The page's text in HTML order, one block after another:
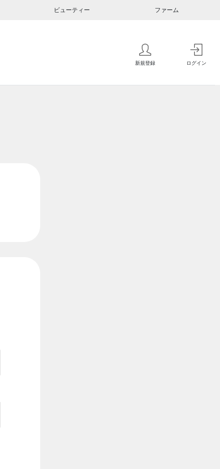
ビューティー ファーム
新規登録 ログイン